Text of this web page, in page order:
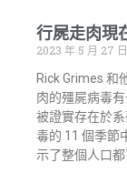
行屍走肉現
2023 年 5 月 27 日
Rick Grimes 和
肉的殭屍病毒
被證實存在於
毒的 11 個季節
示了整個人口